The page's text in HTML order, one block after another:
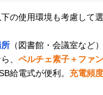
の使用環境も考慮して
（図書館・会議室など）
、 ペルチェ素子＋ファ
給電式が便利。 充電頻